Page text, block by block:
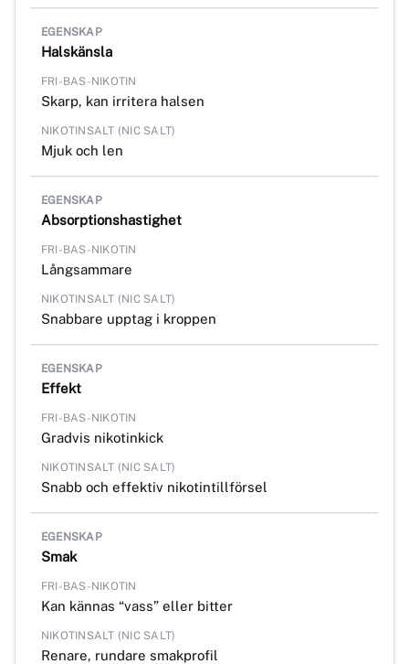
Halskänsla
Skarp, kan irritera halsen
Mjuk och len
Absorptionshastighet
Långsammare
Snabbare upptag i kroppen
Effekt
Gradvis nikotinkick
Snabb och effektiv nikotintillförsel
Smak
Kan kännas “vass” eller bitter
Renare, rundare smakprofil